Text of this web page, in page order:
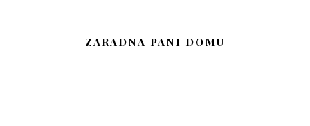
ZARADNA PANI DOMU